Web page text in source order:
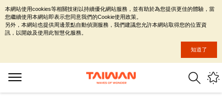
本網站使用cookies等相關技術以持續優化網站服務，並有助於為您提供更佳的體驗，當
您繼續使用本網站即表示您同意我們的Cookie使用政策。
另外，本網站也提供周邊景點自動偵測服務，我們建議您允許本網站取得您的位置資
訊，以開啟及使用此智慧化服務。
知道了